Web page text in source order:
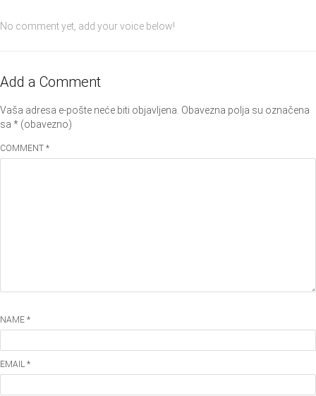
No comment yet, add your voice below!
Add a Comment
Vaša adresa e-pošte neće biti objavljena. Obavezna polja su označena
sa * (obavezno)
COMMENT *
NAME *
EMAIL *